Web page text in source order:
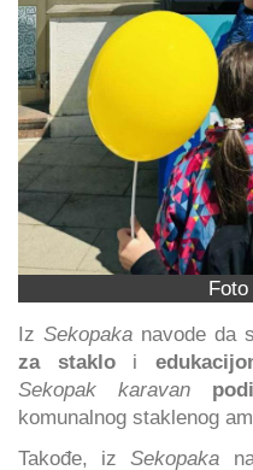
Iz Sekopaka navode da
za staklo i
Sekopak karavan
komunalnog staklenog
Takođe, izSekopaka